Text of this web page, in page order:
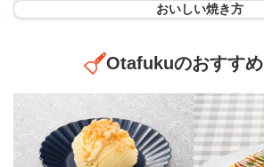
おいしい焼き方
Otafukuのおすす